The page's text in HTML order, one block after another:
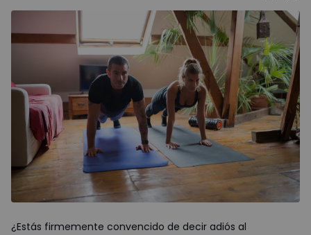
¿Estás firmemente convencido de decir adiós al